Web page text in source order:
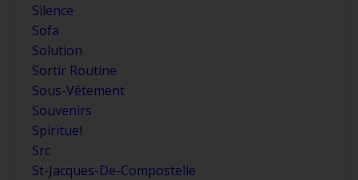
Silence
Sofa
Solution
Sortir Routine
Sous-Vêtement
Souvenirs
Spirituel
Src
St-Jacques-De-Compostelle